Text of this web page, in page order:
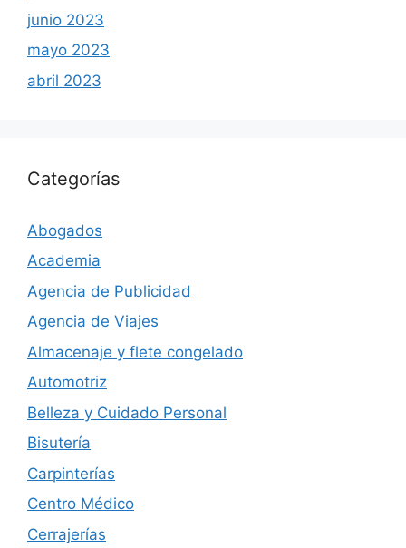
junio 2023
mayo 2023
abril 2023
Categorías
Abogados
Academia
Agencia de Publicidad
Agencia de Viajes
Almacenaje y flete congelado
Automotriz
Belleza y Cuidado Personal
Bisutería
Carpinterías
Centro Médico
Cerrajerías